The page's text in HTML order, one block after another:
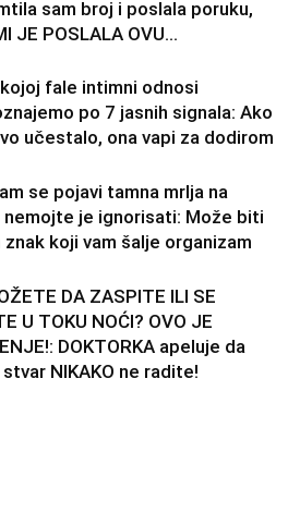
sam broj i poslala poruku,
JE POSLALA OVU...
fale intimni odnosi
po 7 jasnih signala: Ako
učestalo, ona vapi za dodirom
se pojavi tamna mrlja na
nemojte je ignorisati: Može biti
znak koji vam šalje organizam
DA ZASPITE ILI SE
U TOKU NOĆI? OVO JE
DOKTORKA apeluje da
NIKAKO ne radite!